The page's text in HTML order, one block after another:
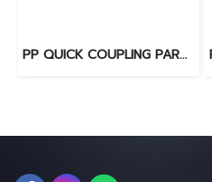
PP QUICK COUPLING PART "C" SIZE : 2"